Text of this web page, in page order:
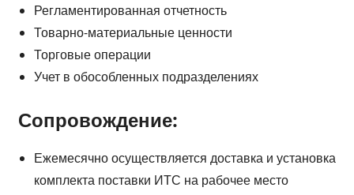
Регламентированная отчетность
Товарно-материальные ценности
Торговые операции
Учет в обособленных подразделениях
Сопровождение:
Ежемесячно осуществляется доставка и установка
комплекта поставки ИТС на рабочее место